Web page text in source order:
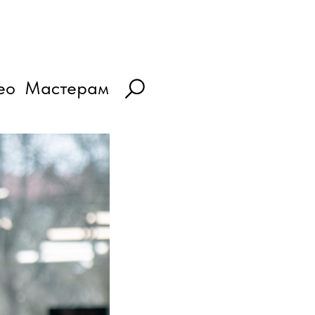
Мастерам